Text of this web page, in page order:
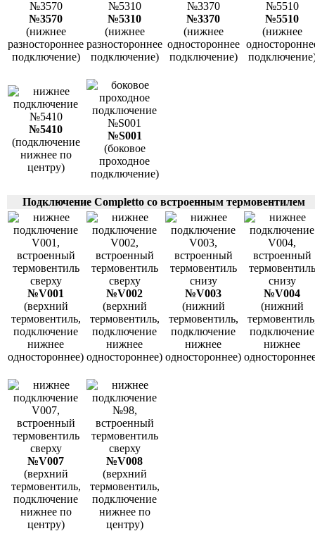
№3570
(нижнее
разностороннее
подключение)
№5310
(нижнее
разностороннее
подключение)
№3370
(нижнее
одностороннее
подключение)
№5510
(нижнее
№5410
(подключение
нижнее по
центру)
№S001
(боковое
проходное
подключение)
Подключение Completto со встроенным термовентилем
№V001
(верхний
термовентиль,
подключение
нижнее
одностороннее)
№V002
(верхний
термовентиль,
подключение
нижнее
одностороннее)
№V003
(нижний
термовентиль,
подключение
нижнее
одностороннее)
№V004
(нижний
подключение
нижнее
№V007
(верхний
термовентиль,
подключение
нижнее по
центру)
№V008
(верхний
термовентиль,
подключение
нижнее по
центру)